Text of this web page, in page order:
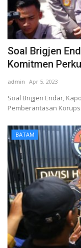
Soal Brigjen
Komitmen
admin Apr 5, 2023
Soal Brigjen Endar,
Pemberantasan Korupsi
BATAM